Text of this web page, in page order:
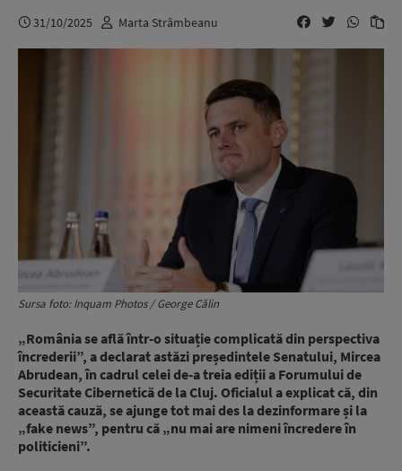
31/10/2025 Marta Strâmbeanu
Sursa foto: Inquam Photos / George Călin
„România se află într-o situație complicată din perspectiva
încrederii”, a declarat astăzi președintele Senatului, Mircea
Abrudean, în cadrul celei de-a treia ediții a Forumului de
Securitate Cibernetică de la Cluj. Oficialul a explicat că, din
această cauză, se ajunge tot mai des la dezinformare și la
„fake news”, pentru că „nu mai are nimeni încredere în
politicieni”.